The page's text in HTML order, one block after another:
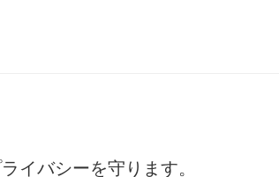
イバシーを守ります。